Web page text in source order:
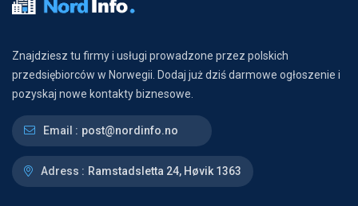
Znajdziesz tu firmy i usługi prowadzone przez polskich
przedsiębiorców w Norwegii. Dodaj już dziś darmowe ogłoszenie i
pozyskaj nowe kontakty biznesowe.
Email : post@nordinfo.no
Adress : Ramstadsletta 24, Høvik 1363